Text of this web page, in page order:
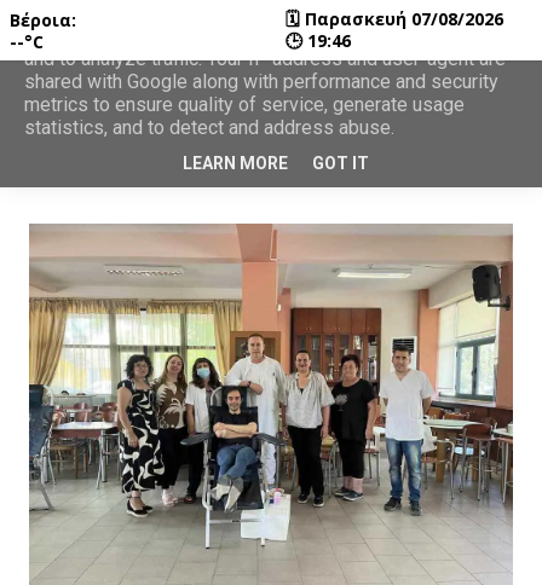
Βέροια:
--°C
🗓 Παρασκευή 07/08/2026
🕒 19:46
This site uses cookies from Google to deliver its services
and to analyze traffic. Your IP address and user-agent are
shared with Google along with performance and security
metrics to ensure quality of service, generate usage
statistics, and to detect and address abuse.
LEARN MORE GOT IT